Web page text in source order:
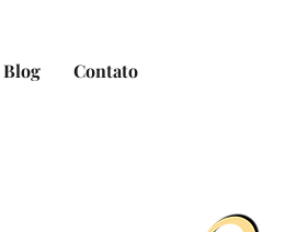
Blog Contato